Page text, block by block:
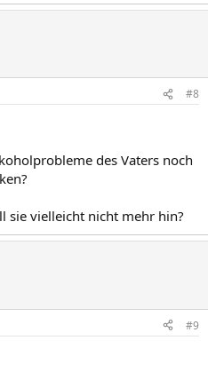
#8
des Vaters noch
sie vielleicht nicht mehr hin?
#9